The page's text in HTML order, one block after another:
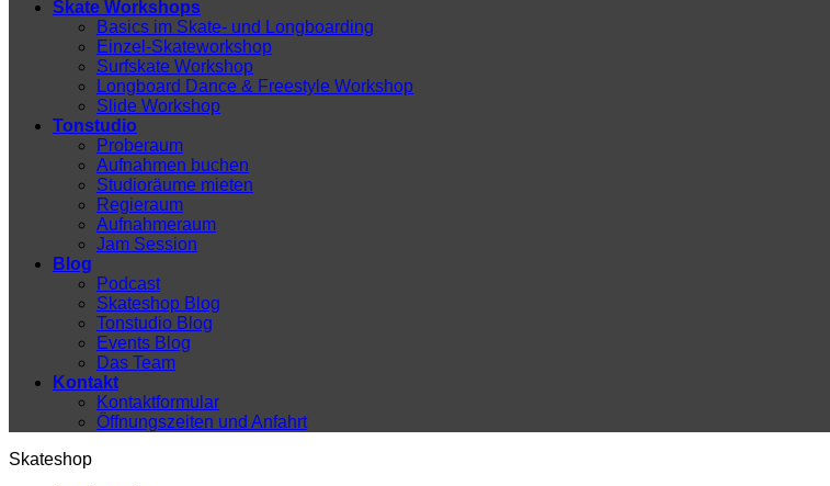
Skate Workshops
Basics im Skate- und Longboarding
Einzel-Skateworkshop
Surfskate Workshop
Longboard Dance & Freestyle Workshop
Slide Workshop
Tonstudio
Proberaum
Aufnahmen buchen
Studioräume mieten
Regieraum
Aufnahmeraum
Jam Session
Blog
Podcast
Skateshop Blog
Tonstudio Blog
Events Blog
Das Team
Kontakt
Kontaktformular
Öffnungszeiten und Anfahrt
Skateshop